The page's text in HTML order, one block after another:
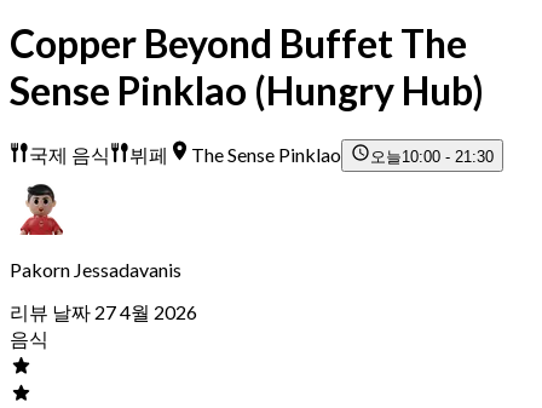
Copper Beyond Buffet The
Sense Pinklao (Hungry Hub)
국제 음식 뷔페 The Sense Pinklao 오늘10:00 - 21:30
Pakorn Jessadavanis
리뷰 날짜 27 4월 2026
음식